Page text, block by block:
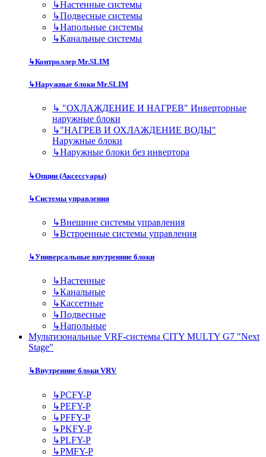
↳Настенные системы
↳Подвесные системы
↳Напольные системы
↳Канальные системы
↳Контроллер Mr.SLIM
↳Наружные блоки Mr.SLIM
↳ "ОХЛАЖДЕНИЕ И НАГРЕВ" Инверторные
наружные блоки
↳"НАГРЕВ И ОХЛАЖДЕНИЕ ВОДЫ"
Наружные блоки
↳Наружные блоки без инвертора
↳Опции (Аксессуары)
↳Системы управления
↳Внешние системы управления
↳Встроенные системы управления
↳Универсальные внутренние блоки
↳Настенные
↳Канальные
↳Кассетные
↳Подвесные
↳Напольные
Мультизональные VRF-системы CITY MULTY G7 "Next
Stage"
↳Внутренние блоки VRV
↳PCFY-P
↳PEFY-P
↳PFFY-P
↳PKFY-P
↳PLFY-P
↳PMFY-P